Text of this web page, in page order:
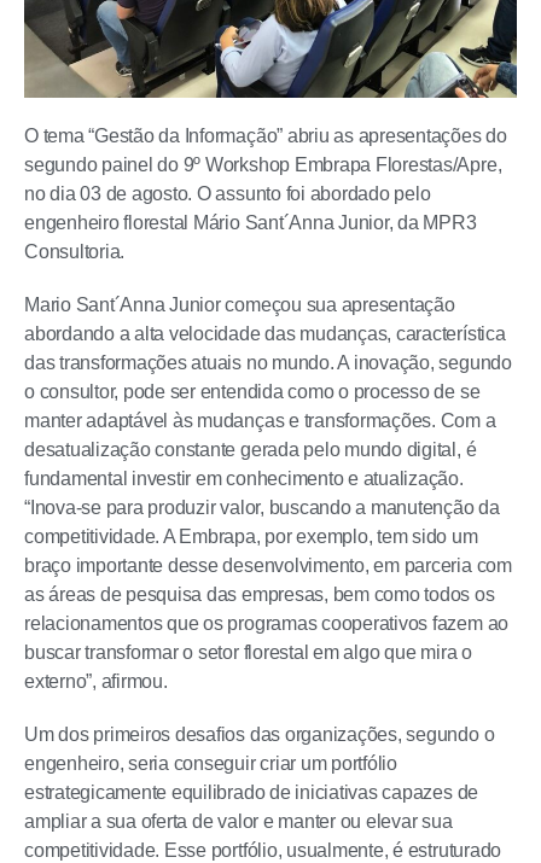
O tema “Gestão da Informação” abriu as apresentações do
segundo painel do 9º Workshop Embrapa Florestas/Apre,
no dia 03 de agosto. O assunto foi abordado pelo
engenheiro florestal Mário Sant´Anna Junior, da MPR3
Consultoria.
Mario Sant´Anna Junior começou sua apresentação
abordando a alta velocidade das mudanças, característica
das transformações atuais no mundo. A inovação, segundo
o consultor, pode ser entendida como o processo de se
manter adaptável às mudanças e transformações. Com a
desatualização constante gerada pelo mundo digital, é
fundamental investir em conhecimento e atualização.
“Inova-se para produzir valor, buscando a manutenção da
competitividade. A Embrapa, por exemplo, tem sido um
braço importante desse desenvolvimento, em parceria com
as áreas de pesquisa das empresas, bem como todos os
relacionamentos que os programas cooperativos fazem ao
buscar transformar o setor florestal em algo que mira o
externo”, afirmou.
Um dos primeiros desafios das organizações, segundo o
engenheiro, seria conseguir criar um portfólio
estrategicamente equilibrado de iniciativas capazes de
ampliar a sua oferta de valor e manter ou elevar sua
competitividade. Esse portfólio, usualmente, é estruturado